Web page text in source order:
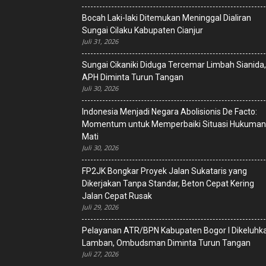
Bocah Laki-laki Ditemukan Meninggal Dialiran
Sungai Cilaku Kabupaten Cianjur
Juli 31, 2026
Sungai Cikaniki Diduga Tercemar Limbah Sianida,
APH Diminta Turun Tangan
Juli 30, 2026
‎Indonesia Menjadi Negara Abolisionis De Facto:
Momentum untuk Memperbaiki Situasi Hukuman
Mati
Juli 30, 2026
FP2JK Bongkar Proyek Jalan Sukataris yang
Dikerjakan Tanpa Standar, Beton Cepat Kering
Jalan Cepat Rusak
Juli 29, 2026
Pelayanan ATR/BPN Kabupaten Bogor I
Lamban, Ombudsman Diminta Turun Tangan
Juli 27, 2026